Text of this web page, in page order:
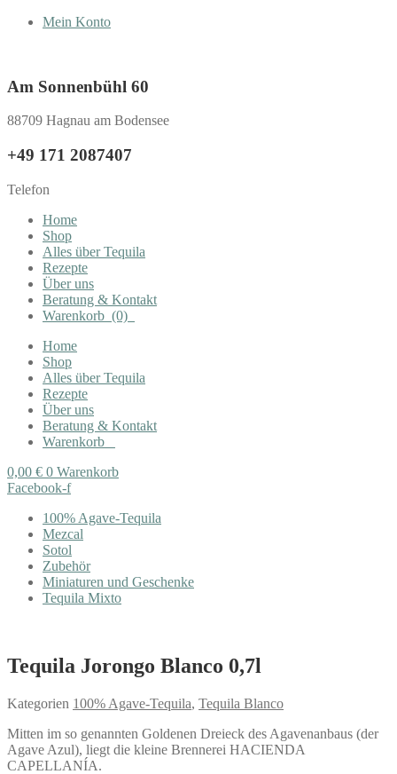
Mein Konto
Am Sonnenbühl 60
88709 Hagnau am Bodensee
+49 171 2087407
Telefon
Home
Shop
Alles über Tequila
Rezepte
Über uns
Beratung & Kontakt
Warenkorb (0)
Home
Shop
Alles über Tequila
Rezepte
Über uns
Beratung & Kontakt
Warenkorb
0,00 € 0 Warenkorb
Facebook-f
100% Agave-Tequila
Mezcal
Sotol
Zubehör
Miniaturen und Geschenke
Tequila Mixto
Tequila Jorongo Blanco 0,7l
Kategorien 100% Agave-Tequila, Tequila Blanco
Mitten im so genannten Goldenen Dreieck des Agavenanbaus (der
Agave Azul), liegt die kleine Brennerei HACIENDA
CAPELLANÍA.